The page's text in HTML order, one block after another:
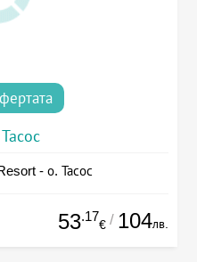
- о. Тасос
53.17
€ / 104лв.